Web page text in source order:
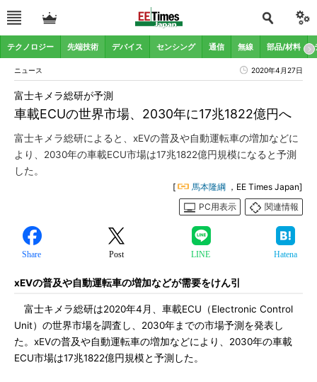
テクノロジー 先端技術 デバイス センシング 通信 無線 部品/材料
ニュース 2020年4月27日
車載ECUの世界市場、2030年に17兆1822億円へ
富士キメラ総研が予測
富士キメラ総研によると、xEVの普及や自動運転車の増加などに
より、2030年の車載ECU市場は17兆1822億円規模になると予測
した。
[ 馬本隆綱 ，EE Times Japan]
PC用表示
関連情報
Share Post LINE Hatena
xEVの普及や自動運転車の増加などが需要をけん引
富士キメラ総研は2020年4月、車載ECU（Electronic Control
Unit）の世界市場を調査し、2030年までの市場予測を発表し
た。xEVの普及や自動運転車の増加などにより、2030年の車載
ECU市場は17兆1822億円規模と予測した。